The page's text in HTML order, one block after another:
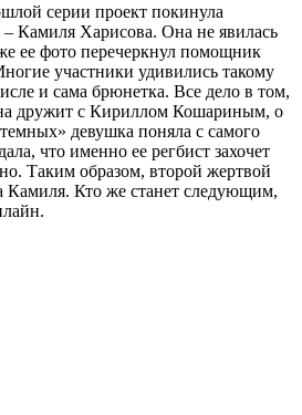
серии проект покинула
Камиля Харисова. Она не явилась
ее фото перечеркнул помощник
участники удивились такому
и сама брюнетка. Все дело в том,
дружит с Кириллом Кошариным, о
девушка поняла с самого
что именно ее регбист захочет
Таким образом, второй жертвой
Камиля. Кто же станет следующим,